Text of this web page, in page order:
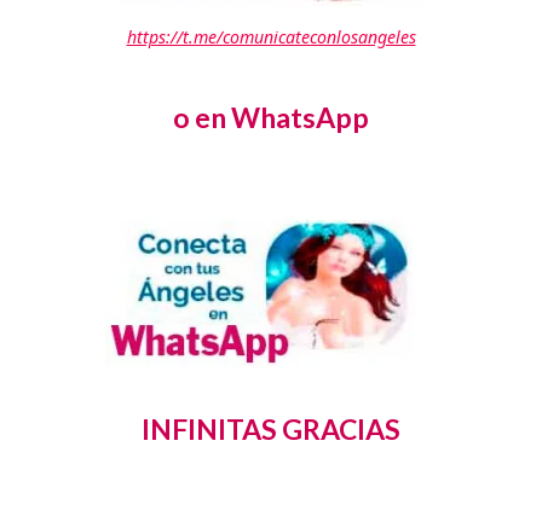
https://t.me/comunicateconlosangeles
o en WhatsApp
INFINITAS GRACIAS